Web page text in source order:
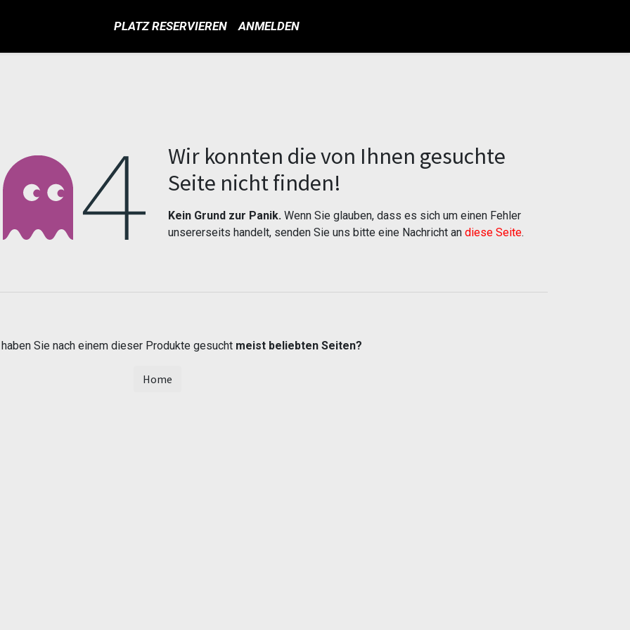
PLATZ RESERVIEREN ANMELDEN
Fehler 404
Wir konnten die von Ihnen gesuchte
Seite nicht finden!
Kein Grund zur Panik. Wenn Sie glauben, dass es sich um einen Fehler
unsererseits handelt, senden Sie uns bitte eine Nachricht an diese Seite.
Sie nach einem dieser Produkte gesucht meist beliebten Seiten?
Home